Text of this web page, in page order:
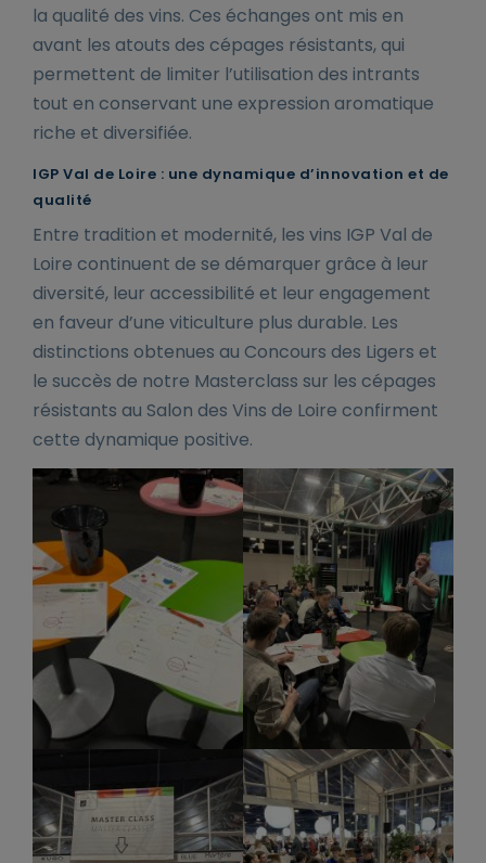
la qualité des vins. Ces échanges ont mis en
avant les atouts des cépages résistants, qui
permettent de limiter l’utilisation des intrants
tout en conservant une expression aromatique
riche et diversifiée.
IGP Val de Loire : une dynamique d’innovation et de
qualité
Entre tradition et modernité, les vins IGP Val de
Loire continuent de se démarquer grâce à leur
diversité, leur accessibilité et leur engagement
en faveur d’une viticulture plus durable. Les
distinctions obtenues au Concours des Ligers et
le succès de notre Masterclass sur les cépages
résistants au Salon des Vins de Loire confirment
cette dynamique positive.